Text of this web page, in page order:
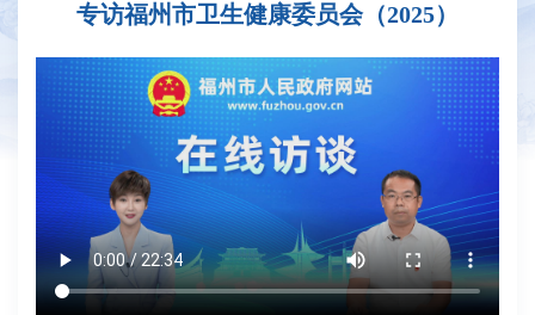
专访福州市卫生健康委员会（2025）